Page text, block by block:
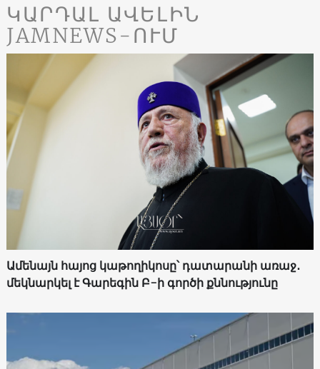
ԿԱՐԴԱԼ ԱՎԵԼԻՆ
JAMNEWS-ՈՒՄ
Ամենայն հայոց կաթողիկոսը՝ դատարանի առաջ․
մեկնարկել է Գարեգին Բ-ի գործի քննությունը